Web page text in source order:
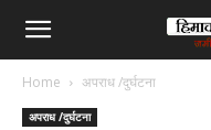
हिमाचल
Home अपराध /दुर्घटना
अपराध /दुर्घटना